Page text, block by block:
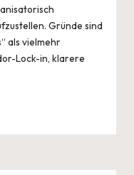
Gründe sind
als vielmehr
Lock-in, klarere